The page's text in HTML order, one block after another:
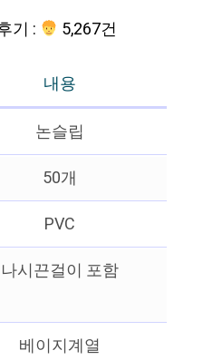
기 : 5,267건
내용
논슬립
50개
PVC
나시끈걸이 포함
베이지계열